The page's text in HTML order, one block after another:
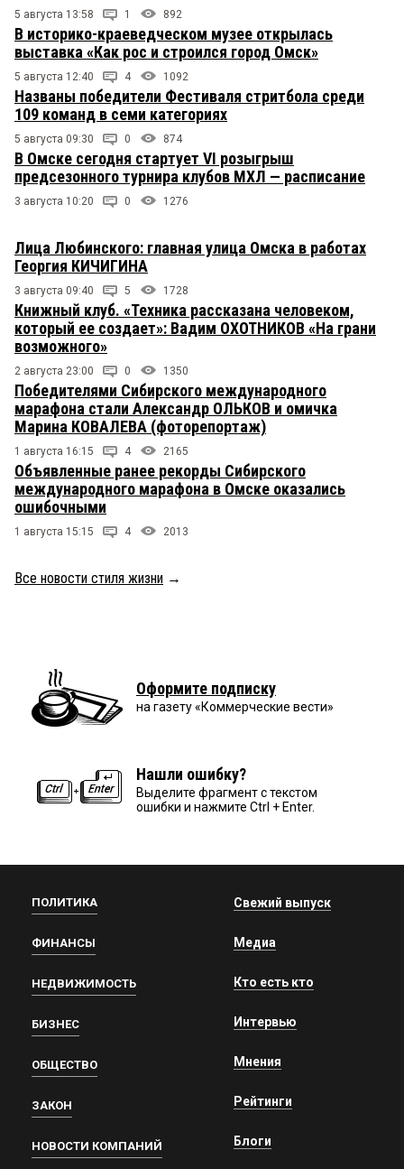
5 августа 13:58 1 892
В историко-краеведческом музее открылась
выставка «Как рос и строился город Омск»
5 августа 12:40 4 1092
Названы победители Фестиваля стритбола среди
109 команд в семи категориях
5 августа 09:30 0 874
В Омске сегодня стартует VI розыгрыш
предсезонного турнира клубов МХЛ — расписание
3 августа 10:20 0 1276
Лица Любинского: главная улица Омска в работах
Георгия КИЧИГИНА
3 августа 09:40 5 1728
Книжный клуб. «Техника рассказана человеком,
который ее создает»: Вадим ОХОТНИКОВ «На грани
возможного»
2 августа 23:00 0 1350
Победителями Сибирского международного
марафона стали Александр ОЛЬКОВ и омичка
Марина КОВАЛЕВА (фоторепортаж)
1 августа 16:15 4 2165
Объявленные ранее рекорды Сибирского
международного марафона в Омске оказались
ошибочными
1 августа 15:15 4 2013
Все новости стиля жизни →
Оформите подписку
на газету «Коммерческие вести»
Нашли ошибку?
Выделите фрагмент с текстом
ошибки и нажмите Ctrl + Enter.
ПОЛИТИКА
ФИНАНСЫ
НЕДВИЖИМОСТЬ
БИЗНЕС
ОБЩЕСТВО
ЗАКОН
НОВОСТИ КОМПАНИЙ
Свежий выпуск
Медиа
Кто есть кто
Интервью
Мнения
Рейтинги
Блоги